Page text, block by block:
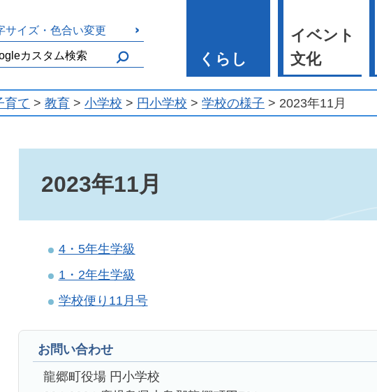
サイズ・色合い変更
くらし
イベント
文化
育て > 教育 > 小学校 > 円小学校 > 学校の様子 > 2023年11月
2023年11月
4・5年生学級
1・2年生学級
学校便り11月号
お問い合わせ
龍郷町役場 円小学校